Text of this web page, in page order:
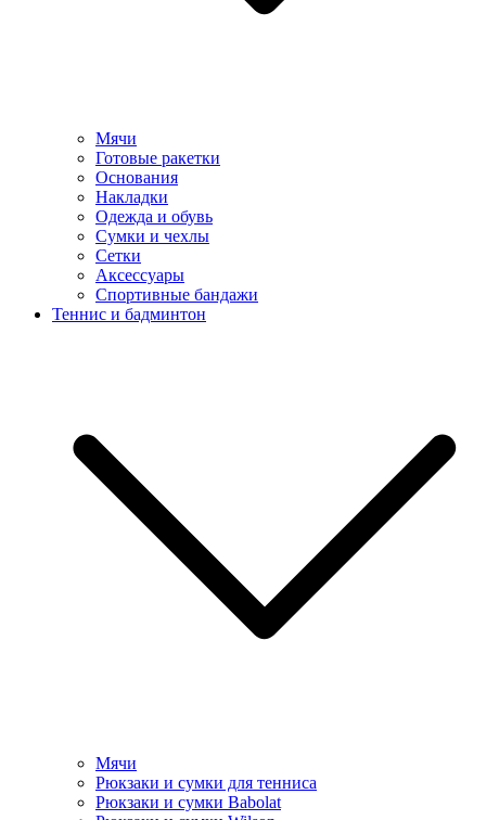
Мячи
Готовые ракетки
Основания
Накладки
Одежда и обувь
Сумки и чехлы
Сетки
Аксессуары
Спортивные бандажи
Теннис и бадминтон
Мячи
Рюкзаки и сумки для тенниса
Рюкзаки и сумки Babolat